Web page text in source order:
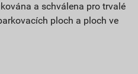
a schválena pro trvalé
ploch a ploch ve